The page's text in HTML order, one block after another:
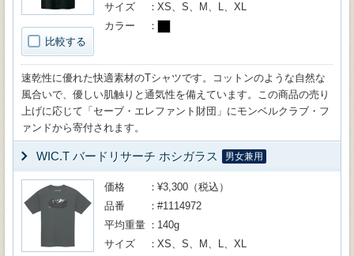
比較する
サイズ
XS、S、M、L、XL
カラー
速乾性に優れた快適素材のTシャツです。コットンのような自然な
風合いで、優しい肌触りと通気性を備えています。この商品の売り
上げに応じて「セーブ・エレファント財団」にモンベルクラブ・フ
ァンドから寄付されます。
WIC.T バードリサーチ ホシガラス 男女兼用
価格
¥3,300（税込）
品番
#1114972
平均重量
140g
サイズ
XS、S、M、L、XL